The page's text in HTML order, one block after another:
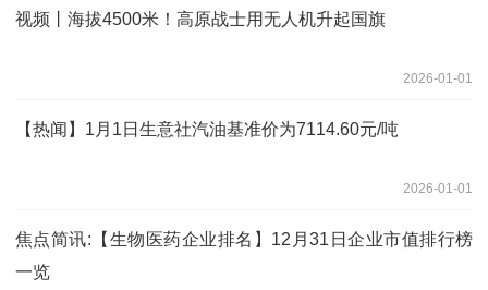
视频丨海拔4500米！高原战士用无人机升起国旗
2026-01-01
【热闻】1月1日生意社汽油基准价为7114.60元/吨
2026-01-01
焦点简讯:【生物医药企业排名】12月31日企业市值排行榜
一览